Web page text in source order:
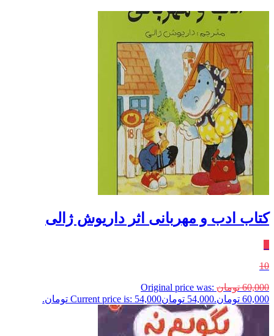
کتاب ادب و مهربانی اثر داریوش ژالی
10
60,000 تومان Original price was:
60,000 تومان.
54,000 تومانCurrent price is: 54,000 تومان.